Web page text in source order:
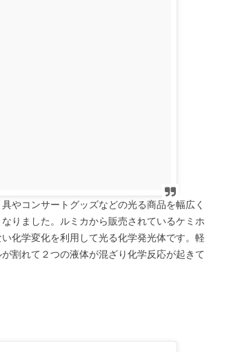
やコンサートグッズなどの光る商品を幅広く
りました。ルミカから販売されているケミホ
化学変化を利用して光る化学発光体です。軽
割れて２つの液体が混ざり化学反応が起きて